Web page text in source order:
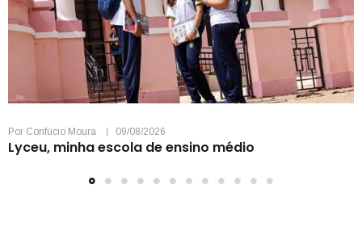
Por Confúcio Moura 09/08/2026
Lyceu, minha escola de ensino médio